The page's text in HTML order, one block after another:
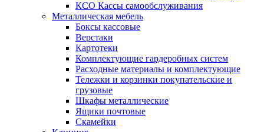
КСО Кассы самообслуживания
Металлическая мебель
Боксы кассовые
Верстаки
Картотеки
Комплектующие гардеробных систем
Расходные материалы и комплектующие
Тележки и корзинки покупательские и
грузовые
Шкафы металлические
Ящики почтовые
Скамейки